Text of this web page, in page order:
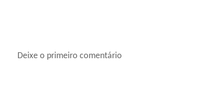
Deixe o primeiro comentário